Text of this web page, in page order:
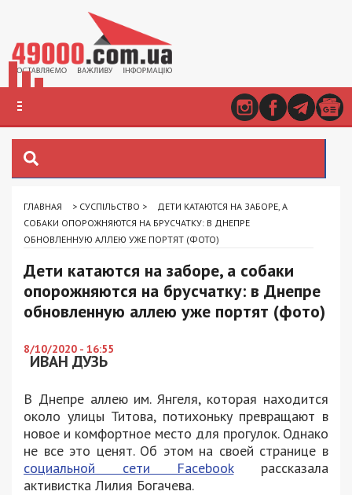
ГЛАВНАЯ > СУСПІЛЬСТВО >
ДЕТИ КАТАЮТСЯ НА ЗАБОРЕ, А
СОБАКИ ОПОРОЖНЯЮТСЯ НА БРУСЧАТКУ: В ДНЕПРЕ
ОБНОВЛЕННУЮ АЛЛЕЮ УЖЕ ПОРТЯТ (ФОТО)
Дети катаются на заборе, а собаки
опорожняются на брусчатку: в Днепре
обновленную аллею уже портят (фото)
8/10/2020 - 16:55
ИВАН ДУЗЬ
В Днепре аллею им. Янгеля, которая находится
около улицы Титова, потихоньку превращают в
новое и комфортное место для прогулок. Однако
не все это ценят. Об этом на своей странице в
социальной сети Facebookрассказала
активистка Лилия Богачева.